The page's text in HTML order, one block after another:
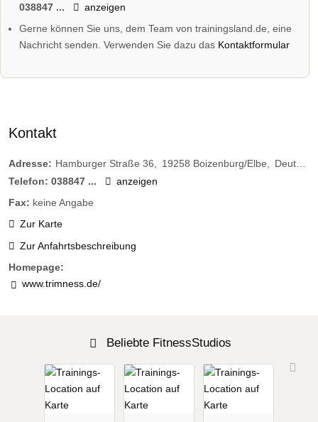
038847 ...
anzeigen
Gerne können Sie uns, dem Team von trainingsland.de, eine
Nachricht senden. Verwenden Sie dazu das Kontaktformular
Kontakt
Adresse: Hamburger Straße 36 19258 Boizenburg/Elbe
Deutschland
Telefon: 038847 ...
anzeigen
Fax: keine Angabe
Zur Karte
Zur Anfahrtsbeschreibung
Homepage:
www.trimness.de/
Beliebte FitnessStudios